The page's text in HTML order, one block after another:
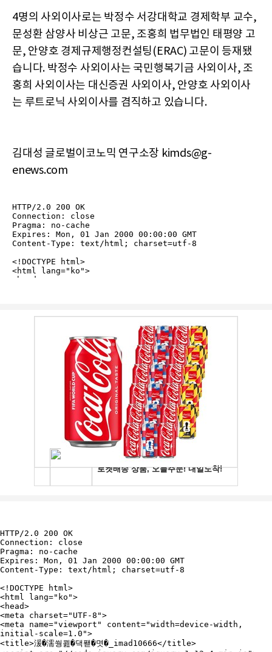
4명의 사외이사로는 박정수 서강대학교 경제학부 교수,
문성환 삼양사 비상근 고문, 조홍희 법무법인 태평양 고
문, 안양호 경제규제행정컨설팅(ERAC) 고문이 등재됐
습니다. 박정수 사외이사는 국민행복기금 사외이사, 조
홍희 사외이사는 대신증권 사외이사, 안양호 사외이사
는 루트로닉 사외이사를 겸직하고 있습니다.
김대성 글로벌이코노믹 연구소장 kimds@g-
enews.com